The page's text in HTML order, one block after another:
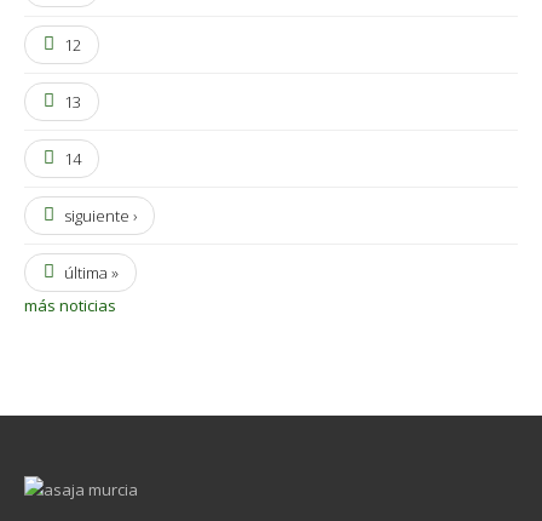
12
13
14
siguiente ›
última »
más noticias